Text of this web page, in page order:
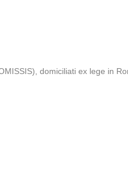
domiciliati ex lege in